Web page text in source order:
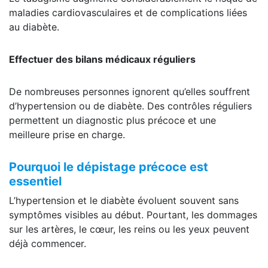
maladies cardiovasculaires et de complications liées
au diabète.
Effectuer des bilans médicaux réguliers
De nombreuses personnes ignorent qu’elles souffrent
d’hypertension ou de diabète. Des contrôles réguliers
permettent un diagnostic plus précoce et une
meilleure prise en charge.
Pourquoi le dépistage précoce est
essentiel
L’hypertension et le diabète évoluent souvent sans
symptômes visibles au début. Pourtant, les dommages
sur les artères, le cœur, les reins ou les yeux peuvent
déjà commencer.